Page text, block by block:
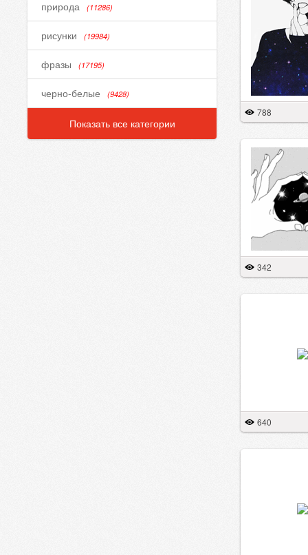
природа (11286)
рисунки (19984)
фразы (17195)
черно-белые (9428)
Показать все категории
788
342
640